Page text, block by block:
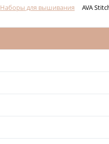
Наборы для вышивания AVA